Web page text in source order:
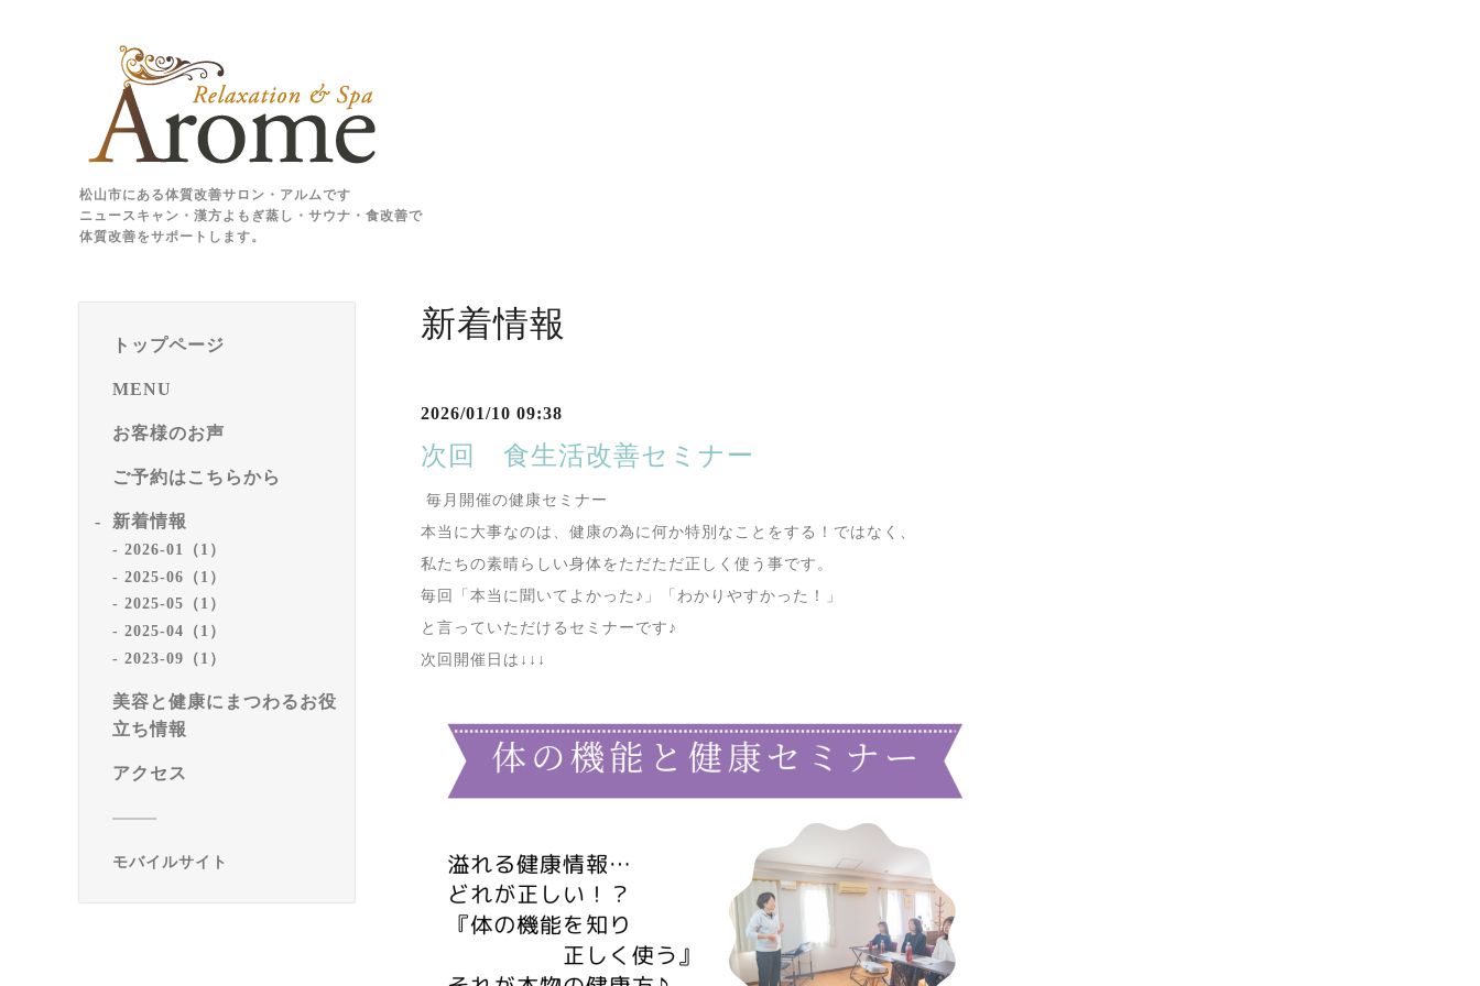
松山市にある体質改善サロン・アルムです
ニュースキャン・漢方よもぎ蒸し・サウナ・食改善で
体質改善をサポートします。
トップページ
MENU
お客様のお声
ご予約はこちらから
新着情報
2026-01（1）
2025-06（1）
2025-05（1）
2025-04（1）
2023-09（1）
美容と健康にまつわるお役
立ち情報
アクセス
モバイルサイト
新着情報
2026/01/10 09:38
次回 食生活改善セミナー
毎月開催の健康セミナー
本当に大事なのは、健康の為に何か特別なことをする！ではなく、
私たちの素晴らしい身体をただただ正しく使う事です。
毎回「本当に聞いてよかった♪」「わかりやすかった！」
と言っていただけるセミナーです♪
次回開催日は↓↓↓